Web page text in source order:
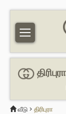
வீடு > திரிபுரா